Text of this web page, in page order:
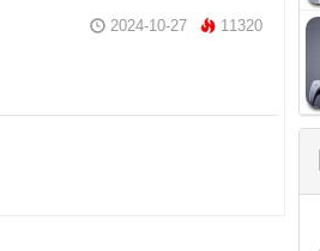
2024-10-27 11320